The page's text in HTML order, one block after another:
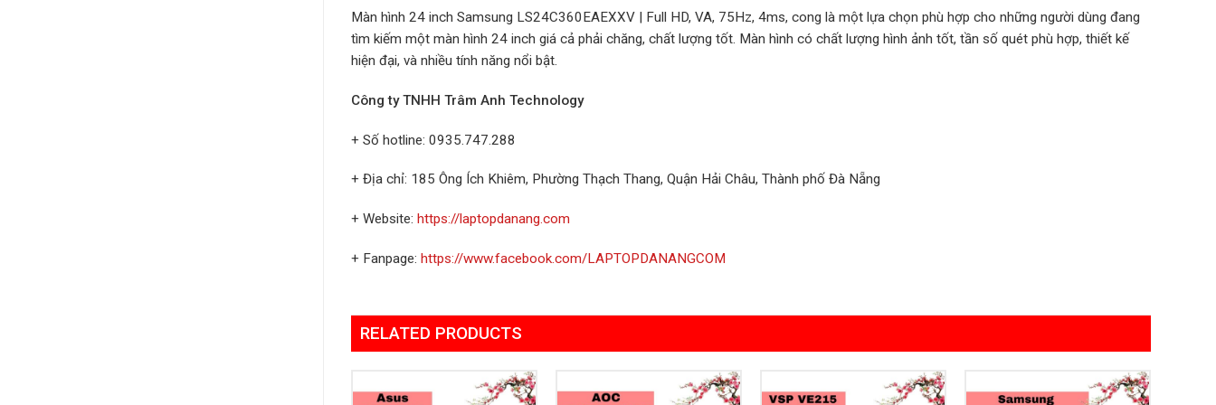
Màn hình 24 inch Samsung LS24C360EAEXXV | Full HD, VA, 75Hz, 4ms, cong là một lựa chọn phù hợp cho những người dùng đang
tìm kiếm một màn hình 24 inch giá cả phải chăng, chất lượng tốt. Màn hình có chất lượng hình ảnh tốt, tần số quét phù hợp, thiết kế
hiện đại, và nhiều tính năng nổi bật.
Công ty TNHH Trâm Anh Technology
+ Số hotline: 0935.747.288
+ Địa chỉ: 185 Ông Ích Khiêm, Phường Thạch Thang, Quận Hải Châu, Thành phố Đà Nẵng
+ Website: https://laptopdanang.com
+ Fanpage: https://www.facebook.com/LAPTOPDANANGCOM
RELATED PRODUCTS